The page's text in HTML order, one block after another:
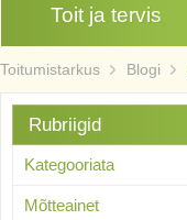
Toit ja tervis
Toitumistarkus Blogi
Rubriigid
Kategooriata
Mõtteainet